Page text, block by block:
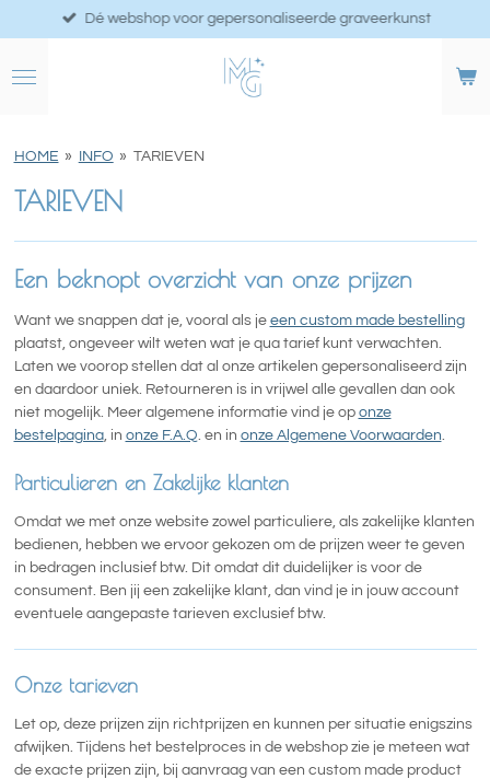
direct
naar
de
Dé webshop voor gepersonaliseerde graveerkunst
HOME » INFO » TARIEVEN
TARIEVEN
Een beknopt overzicht van onze prijzen
Want we snappen dat je, vooral als je een custom made bestelling
plaatst, ongeveer wilt weten wat je qua tarief kunt verwachten.
Laten we voorop stellen dat al onze artikelen gepersonaliseerd zijn
en daardoor uniek. Retourneren is in vrijwel alle gevallen dan ook
niet mogelijk. Meer algemene informatie vind je op onze
bestelpagina, in onze F.A.Q. en in onze Algemene Voorwaarden.
Particulieren en Zakelijke klanten
Omdat we met onze website zowel particuliere, als zakelijke klanten
bedienen, hebben we ervoor gekozen om de prijzen weer te geven
in bedragen inclusief btw. Dit omdat dit duidelijker is voor de
consument. Ben jij een zakelijke klant, dan vind je in jouw account
eventuele aangepaste tarieven exclusief btw.
Onze tarieven
Let op, deze prijzen zijn richtprijzen en kunnen per situatie enigszins
afwijken. Tijdens het bestelproces in de webshop zie je meteen wat
de exacte prijzen zijn, bij aanvraag van een custom made product